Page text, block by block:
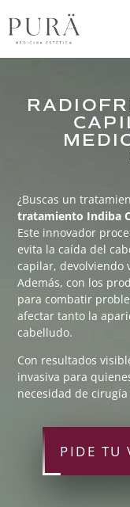
¿Buscas un
tratamiento Indiba
Este innovador
evita la caída del
capilar, devolviendo
Además, con los
para combatir
afectar tanto la
cabelludo.
Con resultados
invasiva para
necesidad de
PIDE TU